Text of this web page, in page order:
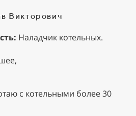
Викторович
Наладчик котельных.
с котельными более 30